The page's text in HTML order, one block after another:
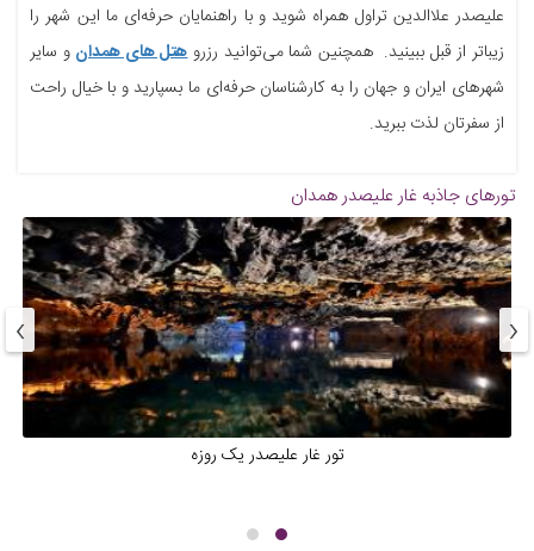
علیصدر علاالدین تراول همراه شوید و با راهنمایان حرفه‌ای ما این شهر را
زیباتر از قبل ببینید. همچنین شما می‌توانید رزروهتل‌ های همدان و سایر
شهرهای ایران و جهان را به کارشناسان حرفه‌ای ما بسپارید و با خیال راحت
از سفرتان لذت ببرید.
تورهای جاذبه غار علیصدر همدان
تور غار علیصدر یک روزه
‹
›